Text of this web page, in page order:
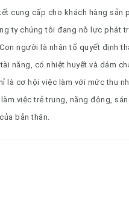
cung cấp cho khách hàng sản
ty chúng tôi đang nỗ lực phát
người là nhân tố quyết định
năng, có nhiệt huyết và dám
là cơ hội việc làm với mức thu
việc trẻ trung, năng động,
bản thân.